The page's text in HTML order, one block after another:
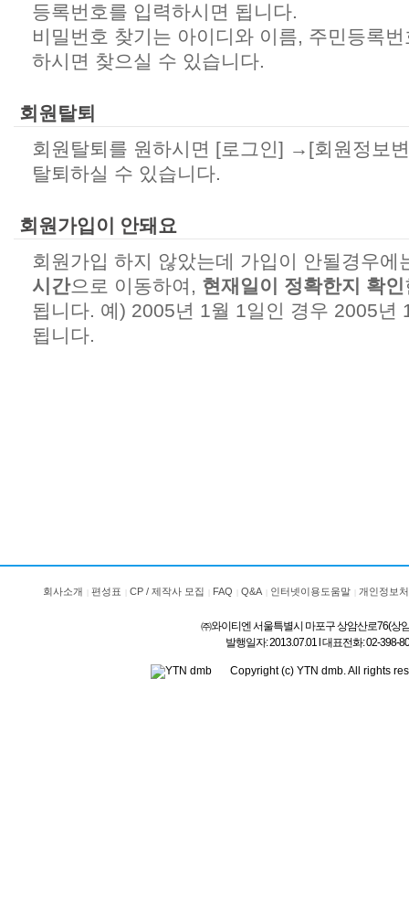
등록번호를 입력하시면 됩니다.
비밀번호 찾기는 아이디와 이름, 주민등록
하시면 찾으실 수 있습니다.
회원탈퇴
회원탈퇴를 원하시면 [로그인] →[회원정보
탈퇴하실 수 있습니다.
회원가입이 안돼요
회원가입 하지 않았는데 가입이 안될경우에
시간으로 이동하여, 현재일이 정확한지 확인
됩니다. 예) 2005년 1월 1일인 경우 2005년
됩니다.
회사소개 편성표 CP / 제작사 모집 FAQ Q&A 인터넷이용도움말 개인정보
㈜와이티엔 서울특별시 마포구 상암산로76(상
발행일자: 2013.07.01 l 대표전화: 02-398-
Copyright (c) YTN dmb. All rights